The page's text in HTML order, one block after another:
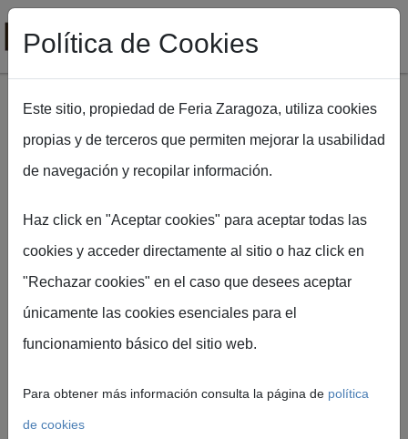
Pasar al contenido principal
Política de Cookies
Este sitio, propiedad de Feria Zaragoza, utiliza cookies
propias y de terceros que permiten mejorar la usabilidad
de navegación y recopilar información.
Haz click en "Aceptar cookies" para aceptar todas las
cookies y acceder directamente al sitio o haz click en
"Rechazar cookies" en el caso que desees aceptar
únicamente las cookies esenciales para el
funcionamiento básico del sitio web.
Para obtener más información consulta la página de política
de cookies